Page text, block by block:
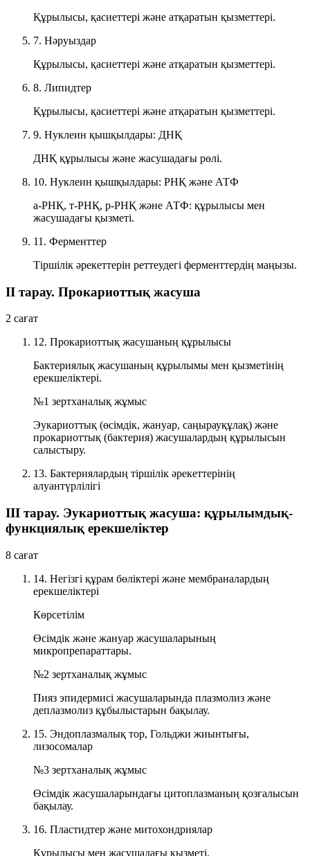
Құрылысы, қасиеттері және атқаратын қызметтері.
7. Нәруыздар
Құрылысы, қасиеттері және атқаратын қызметтері.
8. Липидтер
Құрылысы, қасиеттері және атқаратын қызметтері.
9. Нуклеин қышқылдары: ДНҚ
ДНҚ құрылысы және жасушадағы рөлі.
10. Нуклеин қышқылдары: РНҚ және АТФ
а-РНҚ, т-РНҚ, р-РНҚ және АТФ: құрылысы мен
жасушадағы қызметі.
11. Ферменттер
Тіршілік әрекеттерін реттеудегі ферменттердің маңызы.
II тарау. Прокариоттық жасуша
2 сағат
12. Прокариоттық жасушаның құрылысы
Бактериялық жасушаның құрылымы мен қызметінің
ерекшеліктері.
№1 зертханалық жұмыс
Эукариоттық (өсімдік, жануар, саңырауқұлақ) және
прокариоттық (бактерия) жасушалардың құрылысын
салыстыру.
13. Бактериялардың тіршілік әрекеттерінің
алуантүрлілігі
III тарау. Эукариоттық жасуша: құрылымдық-
функциялық ерекшеліктер
8 сағат
14. Негізгі құрам бөліктері және мембраналардың
ерекшеліктері
Көрсетілім
Өсімдік және жануар жасушаларының
микропрепараттары.
№2 зертханалық жұмыс
Пияз эпидермисі жасушаларында плазмолиз және
деплазмолиз құбылыстарын бақылау.
15. Эндоплазмалық тор, Гольджи жиынтығы,
лизосомалар
№3 зертханалық жұмыс
Өсімдік жасушаларындағы цитоплазманың қозғалысын
бақылау.
16. Пластидтер және митохондриялар
Құрылысы мен жасушадағы қызметі.